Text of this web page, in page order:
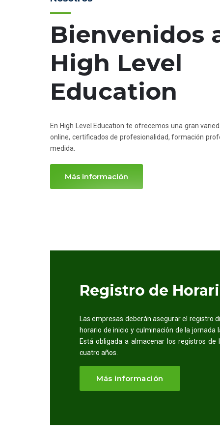
Bienvenidos
High Level
Education
En High Level Education te ofrecemos una gran
online, certificados de profesionalidad, formación
medida.
Más información
Registro de
Las empresas deberán asegurar el registro
horario de inicio y culminación de la jornada
Está obligada a almacenar los registros de
cuatro años.
Más información